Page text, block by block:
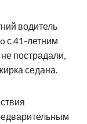
водитель
с 41-летним
пострадали,
седана.